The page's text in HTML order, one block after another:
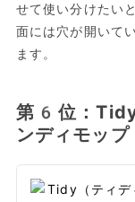
せて使い分けたい
面には穴が開いて
ます。
第6位：
ンディモップ